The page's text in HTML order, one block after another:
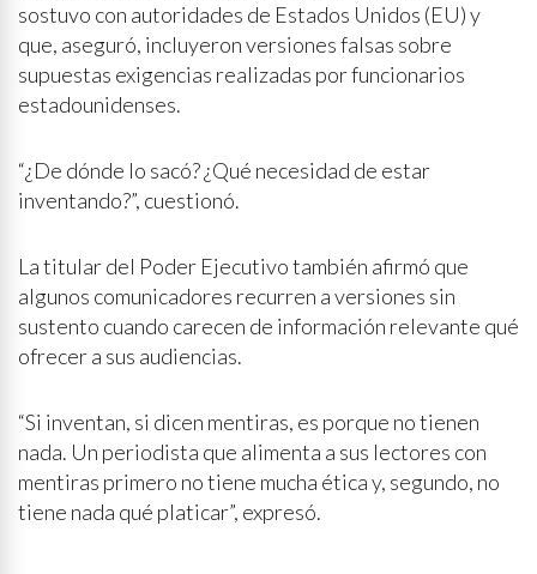
sostuvo con autoridades de Estados Unidos (EU) y
que, aseguró, incluyeron versiones falsas sobre
supuestas exigencias realizadas por funcionarios
estadounidenses.
“¿De dónde lo sacó? ¿Qué necesidad de estar
inventando?”, cuestionó.
La titular del Poder Ejecutivo también afirmó que
algunos comunicadores recurren a versiones sin
sustento cuando carecen de información relevante qué
ofrecer a sus audiencias.
“Si inventan, si dicen mentiras, es porque no tienen
nada. Un periodista que alimenta a sus lectores con
mentiras primero no tiene mucha ética y, segundo, no
tiene nada qué platicar”, expresó.